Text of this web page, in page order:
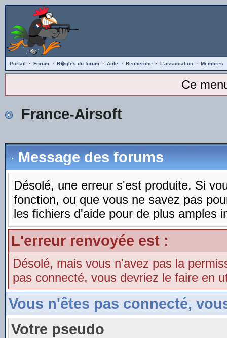
Portail · Forum · R�gles du forum · Aide · Recherche · L'association · Membres
Ce
France-Airsoft
Message des forums
Désolé, une erreur s'est produite. Si
fonction, ou que vous ne savez pas
les fichiers d'aide pour de plus amples
L'erreur renvoyée est :
Désolé, mais vous n'avez pas la
pas connecté, vous devriez le faire en
Vous n'êtes pas connecté,
Votre pseudo